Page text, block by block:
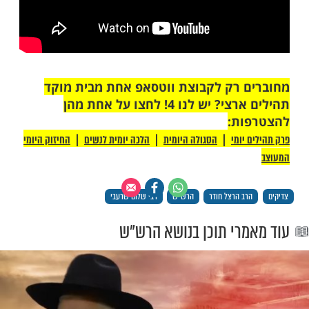
רק לקבוצת ווטסאפ אחת מבית מוקד
תהילים ארצי? יש לנו 4! לחצו על אחת מהן